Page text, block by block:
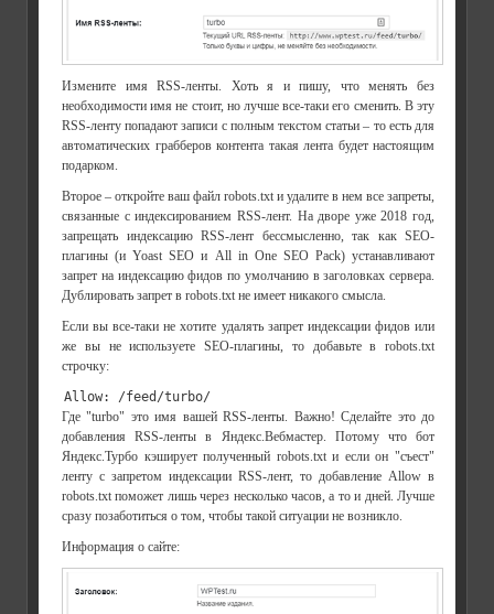
Измените имя RSS-ленты. Хоть я и пишу, что менять без
необходимости имя не стоит, но лучше все-таки его сменить. В эту
RSS-ленту попадают записи с полным текстом статьи – то есть для
автоматических грабберов контента такая лента будет настоящим
подарком.
Второе – откройте ваш файл robots.txt и удалите в нем все запреты,
связанные с индексированием RSS-лент. На дворе уже 2018 год,
запрещать индексацию RSS-лент бессмысленно, так как SEO-
плагины (и Yoast SEO и All in One SEO Pack) устанавливают
запрет на индексацию фидов по умолчанию в заголовках сервера.
Дублировать запрет в robots.txt не имеет никакого смысла.
Если вы все-таки не хотите удалять запрет индексации фидов или
же вы не используете SEO-плагины, то добавьте в robots.txt
строчку:
Allow: /feed/turbo/
Где "turbo" это имя вашей RSS-ленты. Важно! Сделайте это до
добавления RSS-ленты в Яндекс.Вебмастер. Потому что бот
Яндекс.Турбо кэширует полученный robots.txt и если он "съест"
ленту с запретом индексации RSS-лент, то добавление Allow в
robots.txt поможет лишь через несколько часов, а то и дней. Лучше
сразу позаботиться о том, чтобы такой ситуации не возникло.
Информация о сайте: